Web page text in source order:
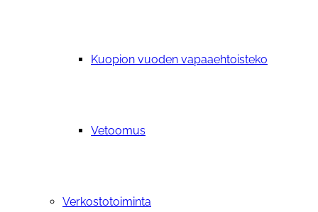
Kuopion vuoden vapaaehtoisteko
Vetoomus
Verkostotoiminta